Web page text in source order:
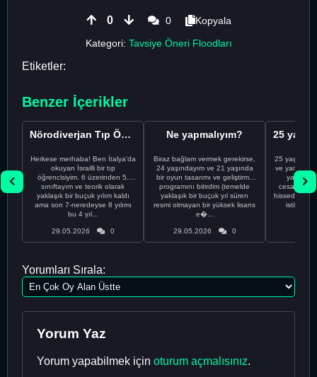
0 0
Kopyala
Kategori: Tavsiye Öneri Floodları
Etiketler:
Benzer İçerikler
Nörodiverjan Tıp Öğrencisi Yeni Bir Yol Arıyor
Herkese merhaba! Ben İtalya'da
okuyan İsrailli bir tıp
öğrencisiyim. 6 üzerinden 5.
sınıftayım ve teorik olarak
yaklaşık bir buçuk yılım kaldı
ama son 7-neredeyse 8 yılımı
bu 4 yıl...
29.05.2026 0
Ne yapmalıyım?
Biraz bağlam vermek gerekirse,
24 yaşındayım ve 21 yaşında
bir oyun tasarımı ve geliştirme
programını bitirdim (temelde
yaklaşık bir buçuk yıl süren
resmi olmayan bir yüksek lisans
e�...
29.05.2026 0
25
ve yanlış
cesaretimin
Yorumları Sırala:
Yorum Yaz
Yorum yapabilmek için oturum açmalısınız.